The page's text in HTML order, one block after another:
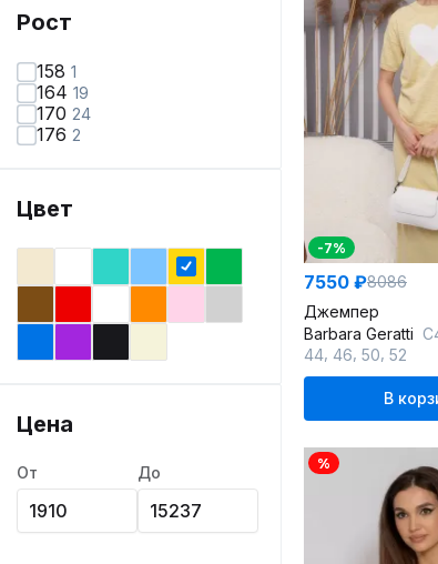
Рост
158 1
164 19
170 24
176 2
Цвет
Цена
От До
-7%
7550 ₽8086
Джемпер
Barbara Geratti
44 46 50 52
В
%